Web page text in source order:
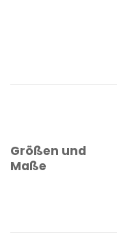
Größen und
Maße